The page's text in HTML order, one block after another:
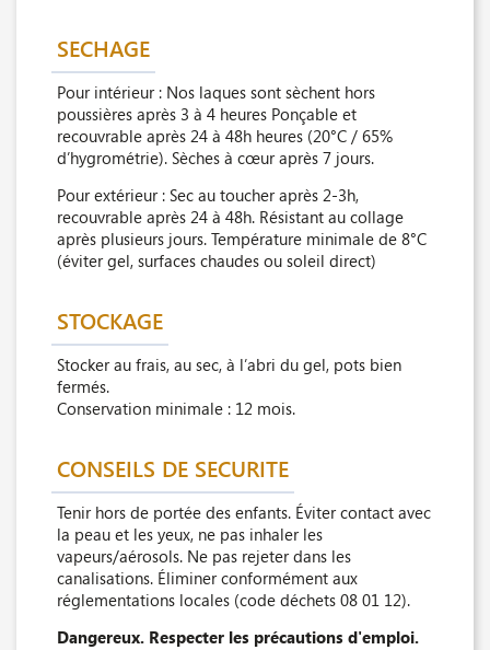
SECHAGE
Pour intérieur : Nos laques sont sèchent hors
poussières après 3 à 4 heures Ponçable et
recouvrable après 24 à 48h heures (20°C / 65%
d’hygrométrie). Sèches à cœur après 7 jours.
Pour extérieur : Sec au toucher après 2-3h,
recouvrable après 24 à 48h. Résistant au collage
après plusieurs jours. Température minimale de 8°C
(éviter gel, surfaces chaudes ou soleil direct)
STOCKAGE
Stocker au frais, au sec, à l’abri du gel, pots bien
fermés.
Conservation minimale : 12 mois.
CONSEILS DE SECURITE
Tenir hors de portée des enfants. Éviter contact avec
la peau et les yeux, ne pas inhaler les
vapeurs/aérosols. Ne pas rejeter dans les
canalisations. Éliminer conformément aux
réglementations locales (code déchets 08 01 12).
Dangereux. Respecter les précautions d'emploi.